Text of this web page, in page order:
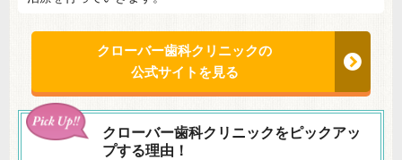
クローバー歯科クリニックの
公式サイトを見る
クローバー歯科クリニックをピックアッ
プする理由！